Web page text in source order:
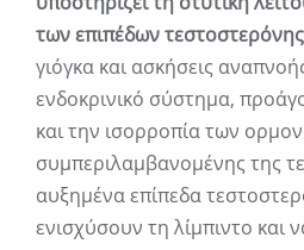
των επιπέδων
γιόγκα και ασκήσεις
ενδοκρινικό σύστημα,
και την ισορροπία των
συμπεριλαμβανομένης της
αυξημένα επίπεδα
ενισχύσουν τη λίμπιντο και